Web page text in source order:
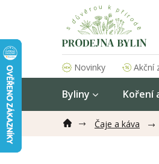
Novinky Akční
Byliny Koření
Čaje a káva